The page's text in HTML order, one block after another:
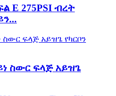
E 275PSI ብረት
ስውር ፍላጅ አይዝጌ